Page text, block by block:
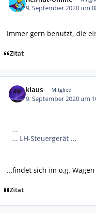
9. September 2020 um
Immer gern benutzt, die
Zitat
klaus Mitglied
9. September 2020 um
...
... LH-Steuergerät ...
...findet sich im o.g.
Zitat